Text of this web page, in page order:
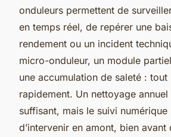
onduleurs permettent de
en temps réel, de repérer une
rendement ou un incident
micro-onduleur, un module
une accumulation de saleté : tout
rapidement. Un nettoyage
suffisant, mais le suivi numérique
d’intervenir en amont, bien avant